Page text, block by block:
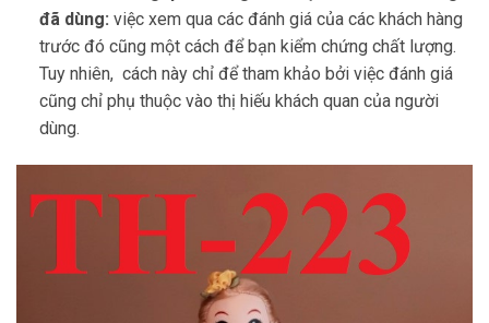
đã dùng: việc xem qua các đánh giá của các khách hàng
trước đó cũng một cách để bạn kiểm chứng chất lượng.
Tuy nhiên, cách này chỉ để tham khảo bởi việc đánh giá
cũng chỉ phụ thuộc vào thị hiếu khách quan của người
dùng.